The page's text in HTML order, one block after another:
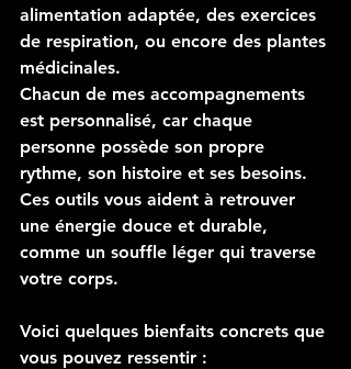
alimentation adaptée, des exercices
de respiration, ou encore des plantes
médicinales.
Chacun de mes accompagnements
est personnalisé, car chaque
personne possède son propre
rythme, son histoire et ses besoins.
Ces outils vous aident à retrouver
une énergie douce et durable,
comme un souffle léger qui traverse
votre corps.
Voici quelques bienfaits concrets que
vous pouvez ressentir :